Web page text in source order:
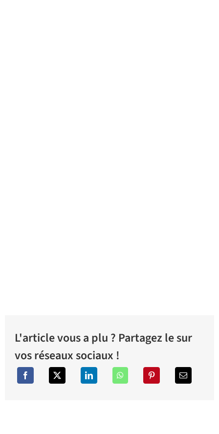
L'article vous a plu ? Partagez le sur
vos réseaux sociaux !